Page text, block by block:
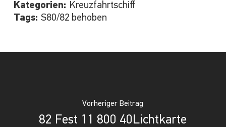
Kategorien: Kreuzfahrtschiff
Tags: S80/82 behoben
Vorheriger Beitrag
82 Fest 11 800 40Lichtkarte